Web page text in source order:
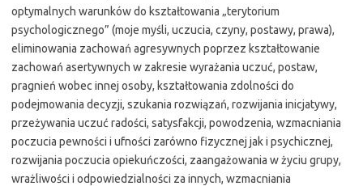
optymalnych warunków do kształtowania „terytorium
psychologicznego” (moje myśli, uczucia, czyny, postawy, prawa),
eliminowania zachowań agresywnych poprzez kształtowanie
zachowań asertywnych w zakresie wyrażania uczuć, postaw,
pragnień wobec innej osoby, kształtowania zdolności do
podejmowania decyzji, szukania rozwiązań, rozwijania inicjatywy,
przeżywania uczuć radości, satysfakcji, powodzenia, wzmacniania
poczucia pewności i ufności zarówno fizycznej jak i psychicznej,
rozwijania poczucia opiekuńczości, zaangażowania w życiu grupy,
wrażliwości i odpowiedzialności za innych, wzmacniania